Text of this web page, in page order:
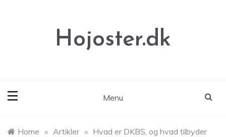
Hojoster.dk
Menu
Home » Artikler » Hvad er DKBS, og hvad tilbyder